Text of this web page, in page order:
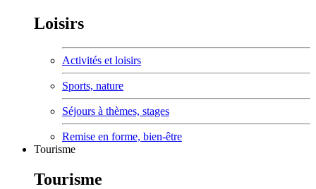
Loisirs
Activités et loisirs
Sports, nature
Séjours à thèmes, stages
Remise en forme, bien-être
Tourisme
Tourisme